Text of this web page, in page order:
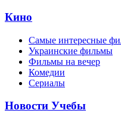
Кино
Самые интересные
Украинские фильмы
Фильмы на вечер
Комедии
Сериалы
Новости Учебы